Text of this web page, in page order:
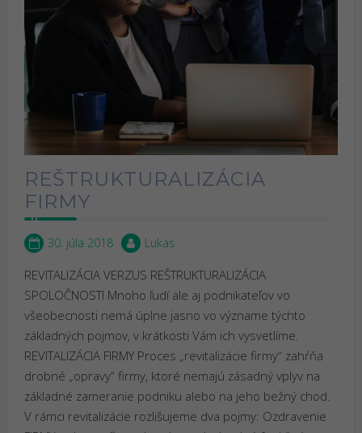
REŠTRUKTURALIZÁCIA
FIRMY
30. júla 2018 Lukas
REVITALIZÁCIA VERZUS REŠTRUKTURALIZÁCIA
SPOLOČNOSTI Mnoho ľudí ale aj podnikateľov vo
všeobecnosti nemá úplne jasno vo význame týchto
základných pojmov, v krátkosti Vám ich vysvetlíme.
REVITALIZÁCIA FIRMY Proces „revitalizácie firmy“ zahŕňa
drobné „opravy“ firmy, ktoré nemajú zásadný vplyv na
základné zameranie podniku alebo na jeho bežný chod.
V rámci revitalizácie rozlišujeme dva pojmy: Ozdravenie